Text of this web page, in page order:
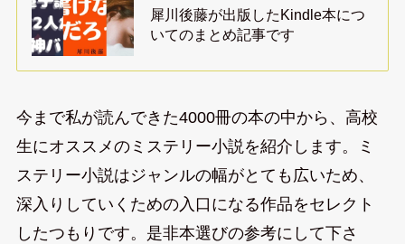
犀川後藤が出版したKindle本につ
いてのまとめ記事です
今まで私が読んできた4000冊の本の中から、高校
生にオススメのミステリー小説を紹介します。ミ
ステリー小説はジャンルの幅がとても広いため、
深入りしていくための入口になる作品をセレクト
したつもりです。是非本選びの参考にして下さ